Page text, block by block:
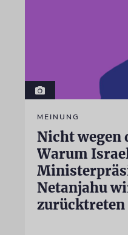
MEINUNG
Nicht wegen
Warum
Netanjahu